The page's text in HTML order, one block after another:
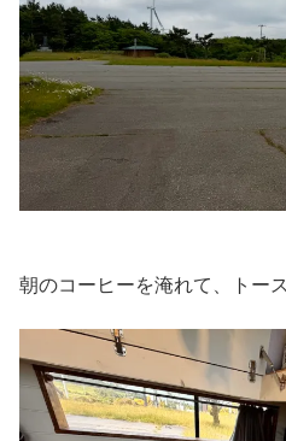
朝のコーヒーを淹れて、トー